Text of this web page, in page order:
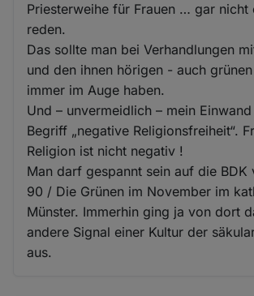
Priesterweihe für Frauen … gar nicht
reden.
Das sollte man bei Verhandlungen
und den ihnen hörigen - auch
immer im Auge haben.
Und – unvermeidlich – mein
Begriff „negative Religionsfreiheit“.
Religion ist nicht negativ !
Man darf gespannt sein auf die BDK
90 / Die Grünen im November im
Münster. Immerhin ging ja von dort
andere Signal einer Kultur der
aus.